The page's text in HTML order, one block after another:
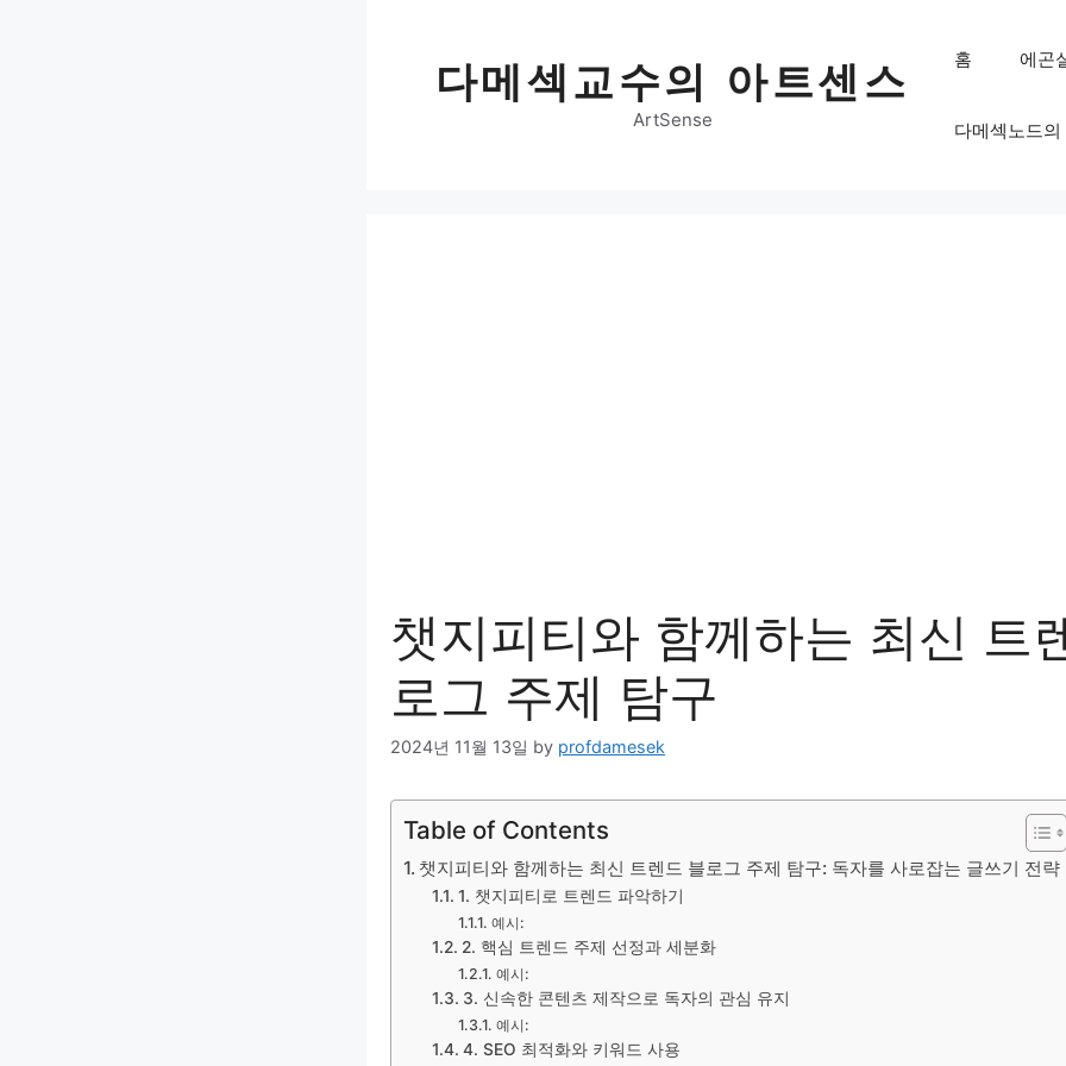
다메섹교수의 아트센스
ArtSense
홈 에곤
다메섹노드의
챗지피티와 함께하는 최신 트
로그 주제 탐구
2024년 11월 13일 by profdamesek
Table of Contents
챗지피티와 함께하는 최신 트렌드 블로그 주제 탐구: 독자를 사로잡는 글쓰기 전략
1. 챗지피티로 트렌드 파악하기
예시:
2. 핵심 트렌드 주제 선정과 세분화
예시:
3. 신속한 콘텐츠 제작으로 독자의 관심 유지
예시:
4. SEO 최적화와 키워드 사용